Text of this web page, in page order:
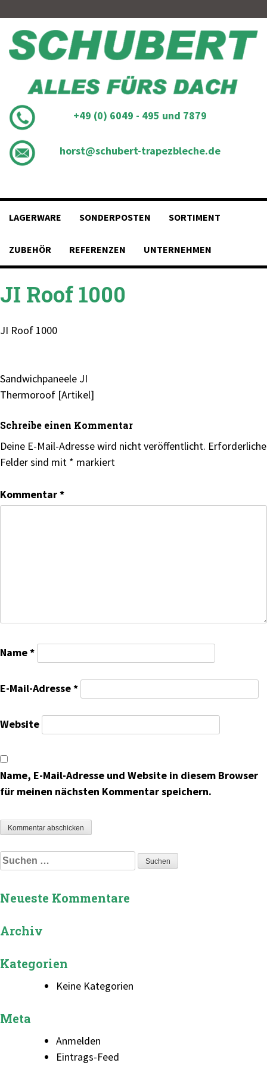
content
+49 (0) 6049 - 495 und 7879
horst@schubert-trapezbleche.de
LAGERWARE SONDERPOSTEN SORTIMENT
ZUBEHÖR REFERENZEN UNTERNEHMEN
JI Roof 1000
JI Roof 1000
Beitragsnavigation
Sandwichpaneele JI
Thermoroof [Artikel]
Schreibe einen Kommentar
Deine E-Mail-Adresse wird nicht veröffentlicht. Erforderliche
Felder sind mit * markiert
Kommentar*
Name*
E-Mail-Adresse*
Website
Name, E-Mail-Adresse und Website in diesem Browser
für meinen nächsten Kommentar speichern.
Suchen
nach:
Neueste Kommentare
Archiv
Kategorien
Keine Kategorien
Meta
Anmelden
Eintrags-Feed